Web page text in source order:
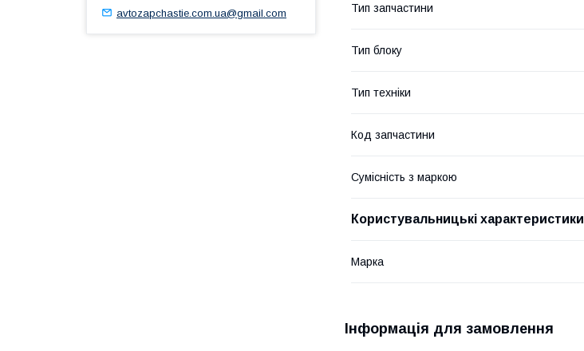
Тип запчастини
Тип блоку
Тип техніки
Код запчастини
Сумісність з маркою
Користувальницькі характеристики
Марка
Інформація для замовлення
avtozapchastie.com.ua@gmail.com